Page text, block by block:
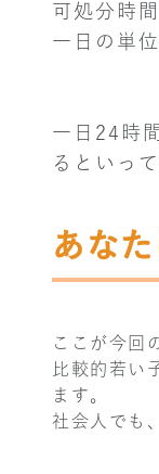
可処分時
一日の単
一日24時
るといっ
あな
ここが今回
比較的若い
ます。
社会人でも